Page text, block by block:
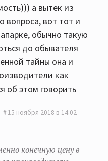
а вытек из
вопроса, вот тот и
обычно такую
до обывателя
тайны она и
как
об этом говорить
15 ноября 2018 в 14:02
конечную цену в